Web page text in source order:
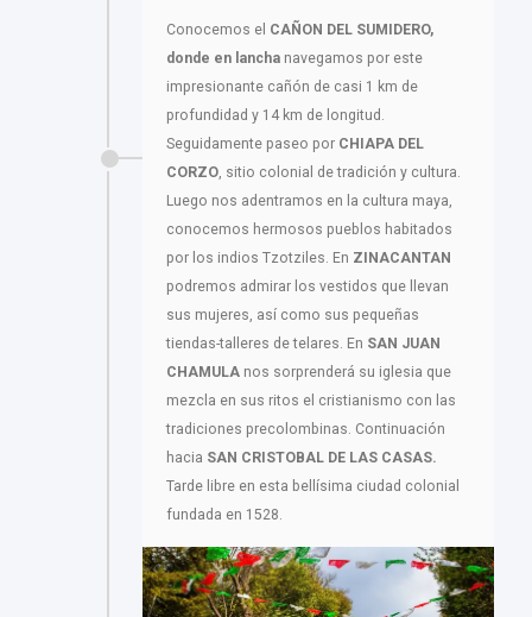
Conocemos el CAÑON DEL SUMIDERO,
donde en lancha navegamos por este
impresionante cañón de casi 1 km de
profundidad y 14 km de longitud.
Seguidamente paseo por CHIAPA DEL
CORZO , sitio colonial de tradición y cultura.
Luego nos adentramos en la cultura maya,
conocemos hermosos pueblos habitados
por los indios Tzotziles. En ZINACANTAN
podremos admirar los vestidos que llevan
sus mujeres, así como sus pequeñas
tiendas-talleres de telares. En SAN JUAN
CHAMULA nos sorprenderá su iglesia que
mezcla en sus ritos el cristianismo con las
tradiciones precolombinas. Continuación
hacia SAN CRISTOBAL DE LAS CASAS.
Tarde libre en esta bellísima ciudad colonial
fundada en 1528.